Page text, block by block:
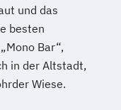
und das
besten
Bar“,
in der Altstadt,
Wiese.